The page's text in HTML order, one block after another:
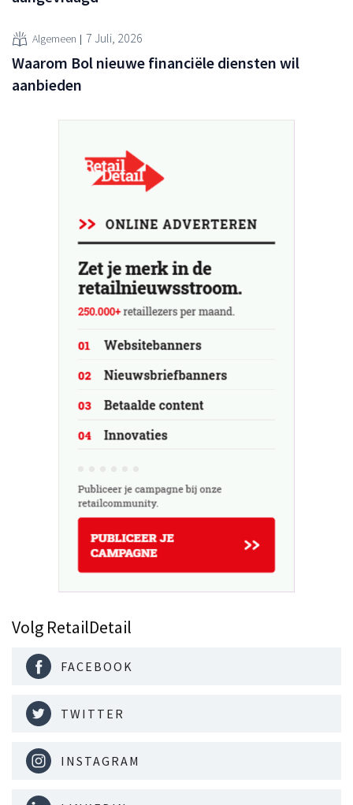
Algemeen 7 Juli, 2026
Waarom Bol nieuwe financiële diensten wil
aanbieden
Volg RetailDetail
FACEBOOK
TWITTER
INSTAGRAM